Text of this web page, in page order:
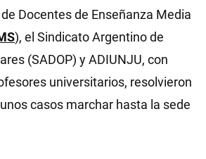
Docentes de Enseñanza Media
), el Sindicato Argentino de
(SADOP) y ADIUNJU, con
universitarios, resolvieron
casos marchar hasta la sede